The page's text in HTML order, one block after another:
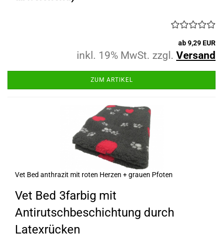
ab 9,29 EUR
inkl. 19% MwSt. zzgl. Versand
ZUM ARTIKEL
Vet Bed anthrazit mit roten Herzen + grauen Pfoten
Vet Bed 3farbig mit
Antirutschbeschichtung durch
Latexrücken